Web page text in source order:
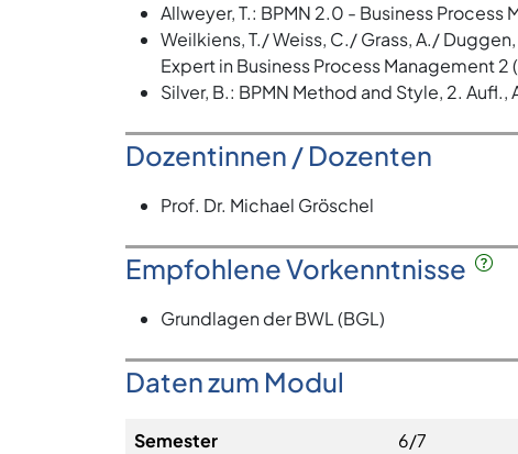
Allweyer, T.: BPMN 2.0 - Business
Weilkiens, T./ Weiss, C./ Grass, A./
Expert in Business Process Management
Silver, B.: BPMN Method and Style, 2. Aufl.,
Dozentinnen / Dozenten
Prof. Dr. Michael Gröschel
Empfohlene Vorkenntnisse
Grundlagen der BWL (BGL)
Daten zum Modul
Semester
6/7